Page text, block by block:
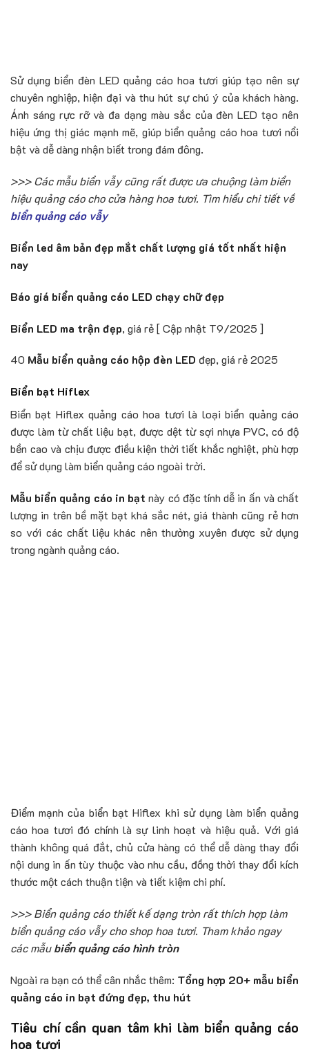
Sử dụng biển đèn LED quảng cáo hoa tươi giúp tạo nên sự
chuyên nghiệp, hiện đại và thu hút sự chú ý của khách hàng.
Ánh sáng rực rỡ và đa dạng màu sắc của đèn LED tạo nên
hiệu ứng thị giác mạnh mẽ, giúp biển quảng cáo hoa tươi nổi
bật và dễ dàng nhận biết trong đám đông.
>>> Các mẫu biển vẫy cũng rất được ưa chuộng làm biển
hiệu quảng cáo cho cửa hàng hoa tươi. Tìm hiểu chi tiết về
biển quảng cáo vẫy
Biển led âm bản đẹp mắt chất lượng giá tốt nhất hiện
nay
Báo giá biển quảng cáo LED chạy chữ đẹp
Biển LED ma trận đẹp, giá rẻ [ Cập nhật T9/2025 ]
40 Mẫu biển quảng cáo hộp đèn LED đẹp, giá rẻ 2025
Biển bạt Hiflex
Biển bạt Hiflex quảng cáo hoa tươi là loại biển quảng cáo
được làm từ chất liệu bạt, được dệt từ sợi nhựa PVC, có độ
bền cao và chịu được điều kiện thời tiết khắc nghiệt, phù hợp
để sử dụng làm biển quảng cáo ngoài trời.
Mẫu biển quảng cáo in bạt này có đặc tính dễ in ấn và chất
lượng in trên bề mặt bạt khá sắc nét, giá thành cũng rẻ hơn
so với các chất liệu khác nên thường xuyên được sử dụng
trong ngành quảng cáo.
Điểm mạnh của biển bạt Hiflex khi sử dụng làm biển quảng
cáo hoa tươi đó chính là sự linh hoạt và hiệu quả. Với giá
thành không quá đắt, chủ cửa hàng có thể dễ dàng thay đổi
nội dung in ấn tùy thuộc vào nhu cầu, đồng thời thay đổi kích
thước một cách thuận tiện và tiết kiệm chi phí.
>>> Biển quảng cáo thiết kế dạng tròn rất thích hợp làm
biển quảng cáo vẫy cho shop hoa tươi. Tham khảo ngay
các mẫubiển quảng cáo hình tròn
Ngoài ra bạn có thể cân nhắc thêm: Tổng hợp 20+ mẫu biển
quảng cáo in bạt đứng đẹp, thu hút
Tiêu chí cần quan tâm khi làm biển quảng cáo
hoa tươi